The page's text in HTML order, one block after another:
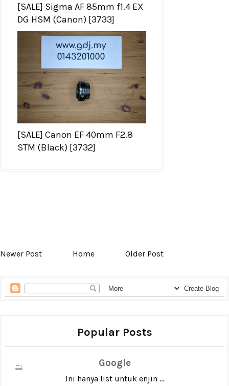
[SALE] Sigma AF 85mm f1.4 EX
DG HSM (Canon) [3733]
[SALE] Canon EF 40mm F2.8
STM (Black) [3732]
Newer Post Home Older Post
Popular Posts
Google
Ini hanya list untuk enjin ...